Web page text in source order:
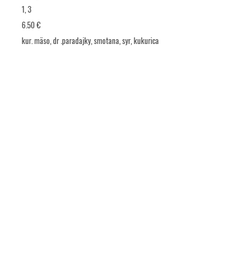
1, 3
6.50 €
kur. mäso, dr .paradajky, smotana, syr, kukurica